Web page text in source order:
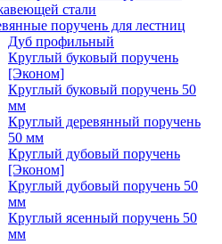
стали
поручень для лестниц
Дуб профильный
Круглый буковый поручень
[Эконом]
Круглый буковый поручень 50
мм
Круглый деревянный поручень
50 мм
Круглый дубовый поручень
[Эконом]
Круглый дубовый поручень 50
мм
Круглый ясенный поручень 50
мм